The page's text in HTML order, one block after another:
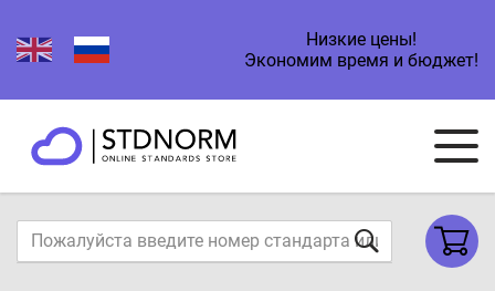
Низкие цены!
Экономим время и бюджет!